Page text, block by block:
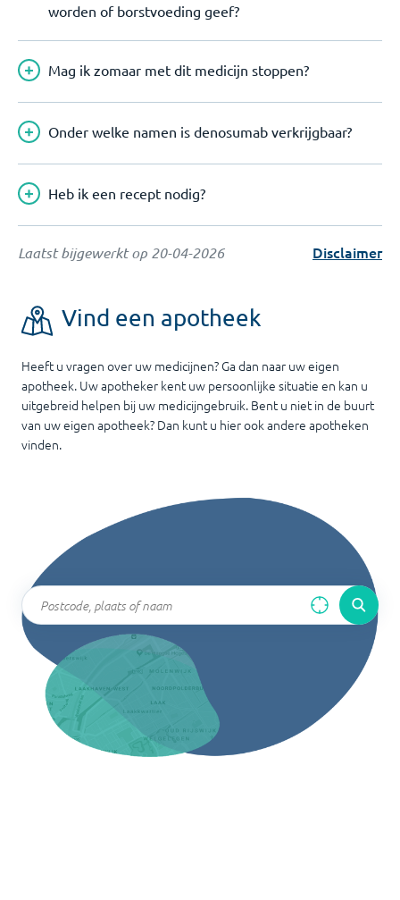
worden of borstvoeding geef?
Mag ik zomaar met dit medicijn stoppen?
Onder welke namen is denosumab verkrijgbaar?
Heb ik een recept nodig?
Laatst bijgewerkt op 20-04-2026 Disclaimer
Vind een apotheek
Heeft u vragen over uw medicijnen? Ga dan naar uw eigen
apotheek. Uw apotheker kent uw persoonlijke situatie en kan u
uitgebreid helpen bij uw medicijngebruik. Bent u niet in de buurt
van uw eigen apotheek? Dan kunt u hier ook andere apotheken
vinden.